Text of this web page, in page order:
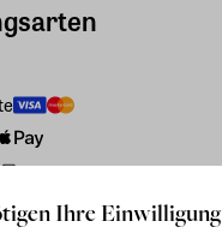
Ihre Einwilligung